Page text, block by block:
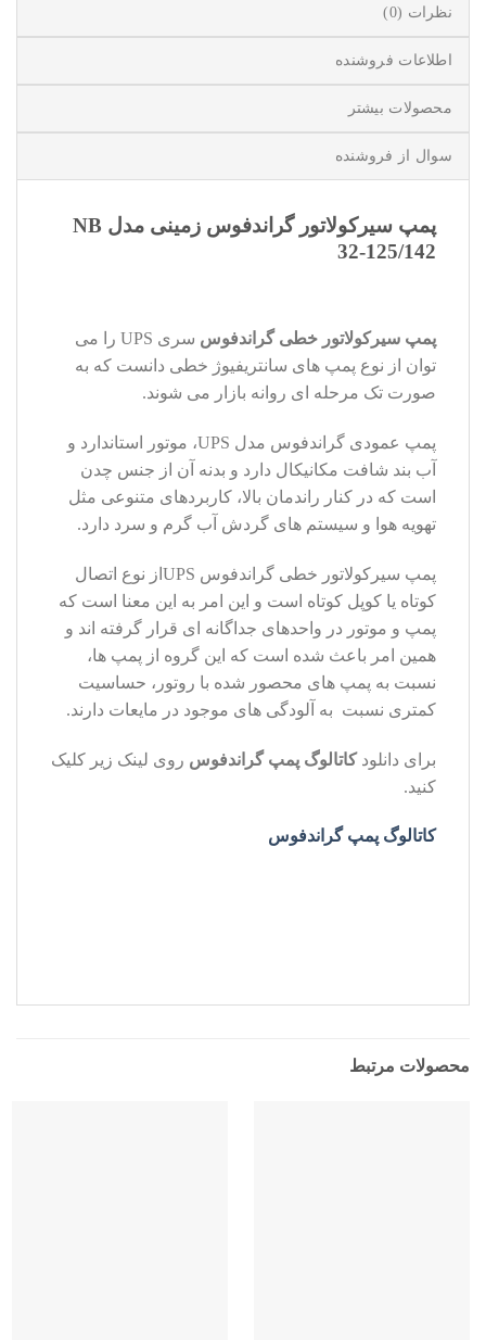
نظرات (0)
اطلاعات فروشنده
محصولات بیشتر
سوال از فروشنده
پمپ سيرکولاتور گراندفوس زمینی مدل NB
32-125/142
پمپ سیرکولاتور خطی گراندفوس
سری UPS را می
توان از نوع پمپ های سانتریفیوژ خطی دانست که به
صورت تک مرحله ای روانه بازار می شوند.
پمپ عمودی گراندفوس مدل UPS، موتور استاندارد و
آب بند شافت مکانیکال دارد و بدنه آن از جنس چدن
است که در کنار راندمان بالا، کاربردهای متنوعی مثل
تهویه هوا و سیستم های گردش آب گرم و سرد دارد.
پمپ سیرکولاتور خطی گراندفوس UPSاز نوع اتصال
کوتاه یا کوپل کوتاه است و این امر به این معنا است که
پمپ و موتور در واحدهای جداگانه ای قرار گرفته اند و
همین امر باعث شده است که این گروه از پمپ ها،
نسبت به پمپ های محصور شده با روتور، حساسیت
کمتری نسبت به آلودگی های موجود در مایعات دارند.
برای دانلودکاتالوگ پمپ گراندفوس روی لینک زیر کلیک
کنید.
کاتالوگ پمپ گراندفوس
محصولات مرتبط